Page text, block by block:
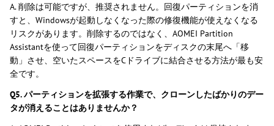
A. 削除は可能ですが、推奨されません。回復パーティションを消
すと、Windowsが起動しなくなった際の修復機能が使えなくなる
リスクがあります。削除するのではなく、AOMEI Partition
Assistantを使って回復パーティションをディスクの末尾へ「移
動」させ、空いたスペースをCドライブに結合させる方法が最も安
全です。
Q5. パーティションを拡張する作業で、クローンしたばかりのデー
タが消えることはありませんか？